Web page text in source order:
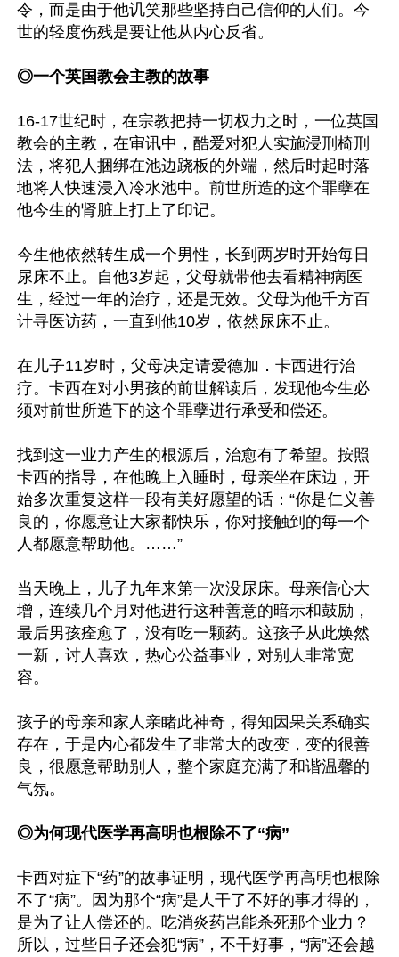
令，而是由于他讥笑那些坚持自己信仰的人们。今
世的轻度伤残是要让他从内心反省。
◎一个英国教会主教的故事
16-17世纪时，在宗教把持一切权力之时，一位英国
教会的主教，在审讯中，酷爱对犯人实施浸刑椅刑
法，将犯人捆绑在池边跷板的外端，然后时起时落
地将人快速浸入冷水池中。前世所造的这个罪孽在
他今生的肾脏上打上了印记。
今生他依然转生成一个男性，长到两岁时开始每日
尿床不止。自他3岁起，父母就带他去看精神病医
生，经过一年的治疗，还是无效。父母为他千方百
计寻医访药，一直到他10岁，依然尿床不止。
在儿子11岁时，父母决定请爱德加．卡西进行治
疗。卡西在对小男孩的前世解读后，发现他今生必
须对前世所造下的这个罪孽进行承受和偿还。
找到这一业力产生的根源后，治愈有了希望。按照
卡西的指导，在他晚上入睡时，母亲坐在床边，开
始多次重复这样一段有美好愿望的话：“你是仁义善
良的，你愿意让大家都快乐，你对接触到的每一个
人都愿意帮助他。……”
当天晚上，儿子九年来第一次没尿床。母亲信心大
增，连续几个月对他进行这种善意的暗示和鼓励，
最后男孩痊愈了，没有吃一颗药。这孩子从此焕然
一新，讨人喜欢，热心公益事业，对别人非常宽
容。
孩子的母亲和家人亲睹此神奇，得知因果关系确实
存在，于是内心都发生了非常大的改变，变的很善
良，很愿意帮助别人，整个家庭充满了和谐温馨的
气氛。
◎为何现代医学再高明也根除不了“病”
卡西对症下“药”的故事证明，现代医学再高明也根除
不了“病”。因为那个“病”是人干了不好的事才得的，
是为了让人偿还的。吃消炎药岂能杀死那个业力？
所以，过些日子还会犯“病”，不干好事，“病”还会越